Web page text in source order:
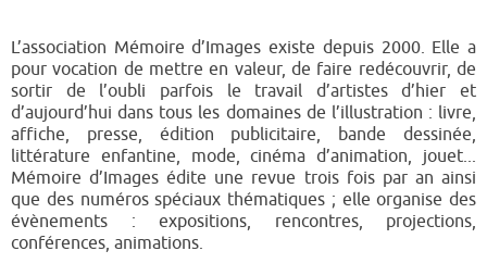
L’association Mémoire d’Images existe depuis 2000. Elle a
pour vocation de mettre en valeur, de faire redécouvrir, de
sortir de l’oubli parfois le travail d’artistes d’hier et
d’aujourd’hui dans tous les domaines de l’illustration : livre,
affiche, presse, édition publicitaire, bande dessinée,
littérature enfantine, mode, cinéma d’animation, jouet...
Mémoire d’Images édite une revue trois fois par an ainsi
que des numéros spéciaux thématiques ; elle organise des
évènements : expositions, rencontres, projections,
conférences, animations.